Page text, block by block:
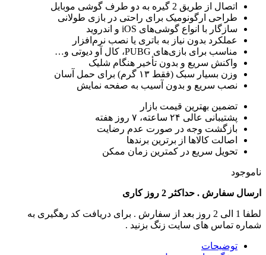
اتصال از طریق 2 گیره به دو طرف گوشی موبایل
طراحی ارگونومیک برای راحتی در بازی طولانی
سازگار با انواع گوشی‌های iOS و اندروید
عملکرد بدون نیاز به باتری یا نصب نرم‌افزار
مناسب برای بازی‌های PUBG، کال آو دیوتی و…
واکنش سریع و بدون تأخیر هنگام شلیک
وزن بسیار سبک (فقط ۱۳ گرم) برای حمل آسان
نصب سریع و بدون آسیب به صفحه نمایش
تضمین بهترین قیمت بازار
پشتیبانی عالی ۲۴ ساعته، ۷ روز هفته
بازگشت وجه در صورت عدم رضایت
اصالت کالاها از برترین برندها
تحویل سریع در کمترین زمان ممکن
ناموجود
ارسال سفارش . حداکثر 2 روز کاری
لطفا 1 الی 2 روز بعد از سفارش . برای دریافت کد رهگیری به
شماره تماس های سایت زنگ بزنید .
توضیحات